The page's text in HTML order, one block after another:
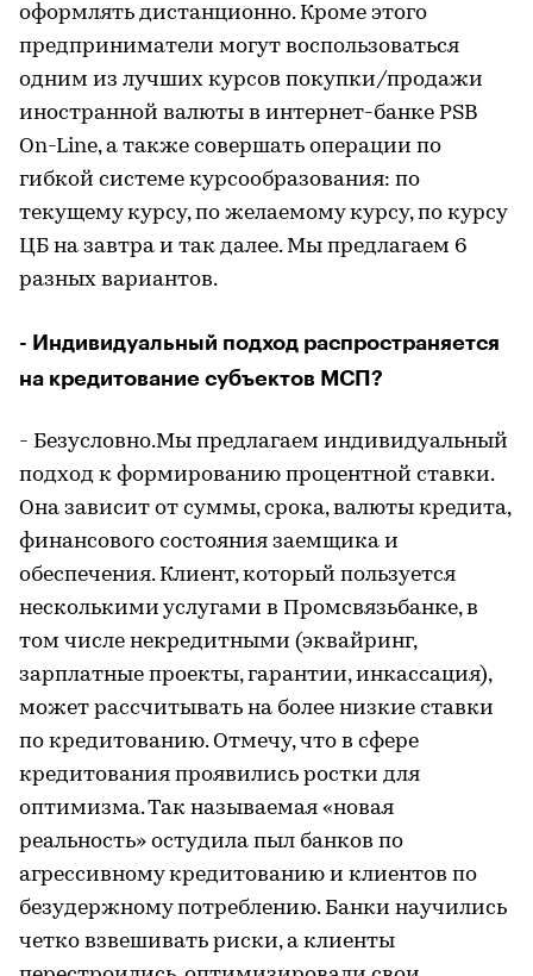
оформлять дистанционно. Кроме этого
предприниматели могут воспользоваться
одним из лучших курсов покупки/продажи
иностранной валюты в интернет-банке PSB
On-Line, а также совершать операции по
гибкой системе курсообразования: по
текущему курсу, по желаемому курсу, по курсу
ЦБ на завтра и так далее. Мы предлагаем 6
разных вариантов.
- Индивидуальный подход распространяется
на кредитование субъектов МСП?
- Безусловно.Мы предлагаем индивидуальный
подход к формированию процентной ставки.
Она зависит от суммы, срока, валюты кредита,
финансового состояния заемщика и
обеспечения. Клиент, который пользуется
несколькими услугами в Промсвязьбанке, в
том числе некредитными (эквайринг,
зарплатные проекты, гарантии, инкассация),
может рассчитывать на более низкие ставки
по кредитованию. Отмечу, что в сфере
кредитования проявились ростки для
оптимизма. Так называемая «новая
реальность» остудила пыл банков по
агрессивному кредитованию и клиентов по
безудержному потреблению. Банки научились
четко взвешивать риски, а клиенты